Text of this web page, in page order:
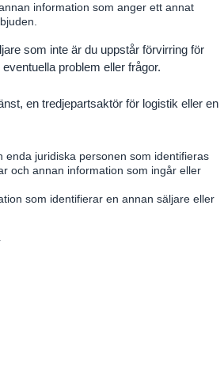
information som anger ett annat
som inte är du uppstår förvirring för
problem eller frågor.
en tredjepartsaktör för logistik eller en
juridiska personen som identifieras
och annan information som ingår eller
som identifierar en annan säljare eller